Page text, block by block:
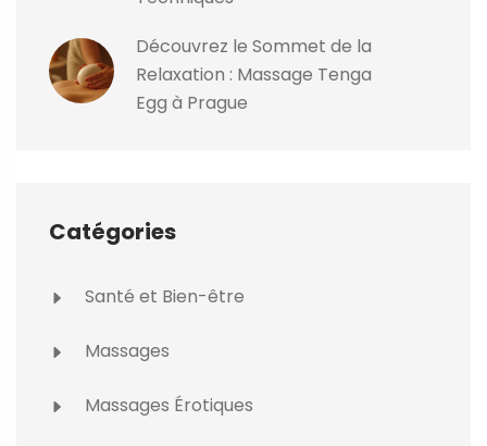
Découvrez le Sommet de la
Relaxation : Massage Tenga
Egg à Prague
Catégories
Santé et Bien-être
Massages
Massages Érotiques